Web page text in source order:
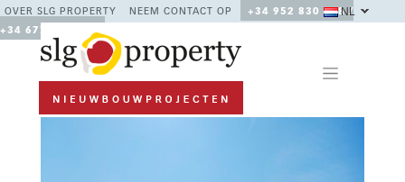
OVER SLG PROPERTY NEEM CONTACT OP
+34 952 830 378 /
+34 677 670 480
NL